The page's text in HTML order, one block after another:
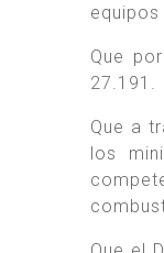
equipos
Que
27.191.
Que a
los